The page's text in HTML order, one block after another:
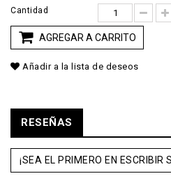
Cantidad
AGREGAR A CARRITO
Añadir a la lista de deseos
RESEÑAS
¡SEA EL PRIMERO EN ESCRIBIR